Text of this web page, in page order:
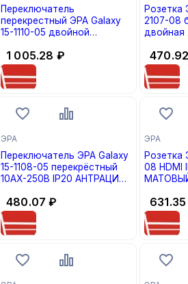
Переключатель
перекрестный ЭРА Galaxy
15-1110-05 двойной
(кратно 1)
1 005.28 ₽
Розетка
2107-08
двойная
(кратно
ЭРА
Переключатель ЭРА Galaxy
15-1108-05 перекрёстный
10АХ-250В IP20 АНТРАЦИТ
480.07 ₽
ЭРА
Розетка
08 HDMI
631.35